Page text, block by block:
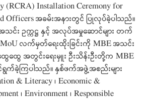
(RCRA) Installation Ceremony for
Officers အခမ်းအနားတွင် ပြုလုပ်ခဲ့ပါသည်။
င်း ဥက္ကဋ္ဌ နှင့် အလုပ်အမှုဆောင်များ တက်
MoU လက်မှတ်ရေးထိုးခြင်းကို MBE အသင်း
အထွေထွေ အတွင်းရေးမှူး ဦးသိန်းဦးတို့က MBE
က်ခဲ့ကြပါသည်။ နှစ်ဖက်အဖွဲ့အစည်းများ
& Literacy ၊ Economic &
၊ Environment ၊ Responsible